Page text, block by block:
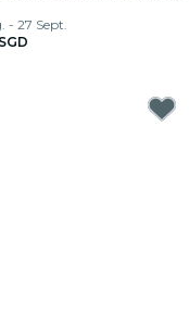
- 27 Sept.